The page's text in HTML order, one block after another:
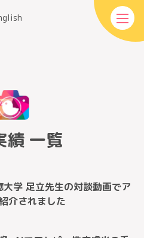
績 一覧
大学 足立先生の対談動画でア
介されました